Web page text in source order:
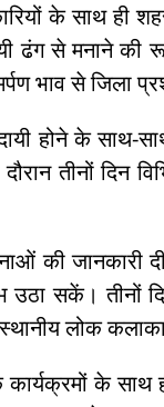
के साथ ही
ढंग से मनाने
भाव से जिला
होने के साथ-
तीनों दिन
की
सकें। तीनों
स्थानीय लोक
के साथ